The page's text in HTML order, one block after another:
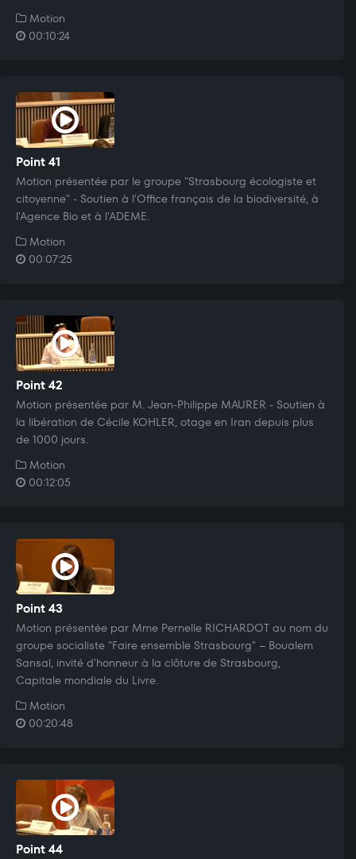
Motion
00:10:24
Point 41
Motion présentée par le groupe "Strasbourg écologiste et
citoyenne" - Soutien à l'Office français de la biodiversité, à
l'Agence Bio et à l'ADEME.
Motion
00:07:25
Point 42
Motion présentée par M. Jean-Philippe MAURER - Soutien à
la libération de Cécile KOHLER, otage en Iran depuis plus
de 1000 jours.
Motion
00:12:05
Point 43
Motion présentée par Mme Pernelle RICHARDOT au nom du
groupe socialiste "Faire ensemble Strasbourg" – Boualem
Sansal, invité d'honneur à la clôture de Strasbourg,
Capitale mondiale du Livre.
Motion
00:20:48
Point 44